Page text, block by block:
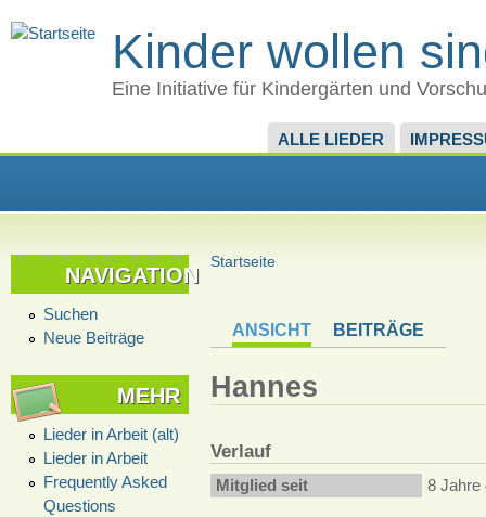
Kinder wollen
Eine Initiative für Kindergärten und
ALLE LIEDER
NAVIGATION
Suchen
Neue Beiträge
MEHR
Lieder in Arbeit (alt)
Lieder in Arbeit
Frequently Asked
Questions
Startseite
ANSICHT BEITRÄGE
Hannes
Verlauf
Mitglied seit 8 Jahre